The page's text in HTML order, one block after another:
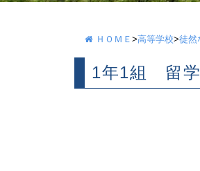
ＨＯＭＥ >高等学校>徒然
1年1組 留学